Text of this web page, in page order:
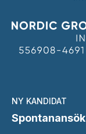
NY KANDIDAT